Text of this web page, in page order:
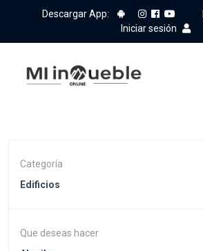
Descargar App:
Iniciar sesión
Categoría
Edificios
Que deseas hacer